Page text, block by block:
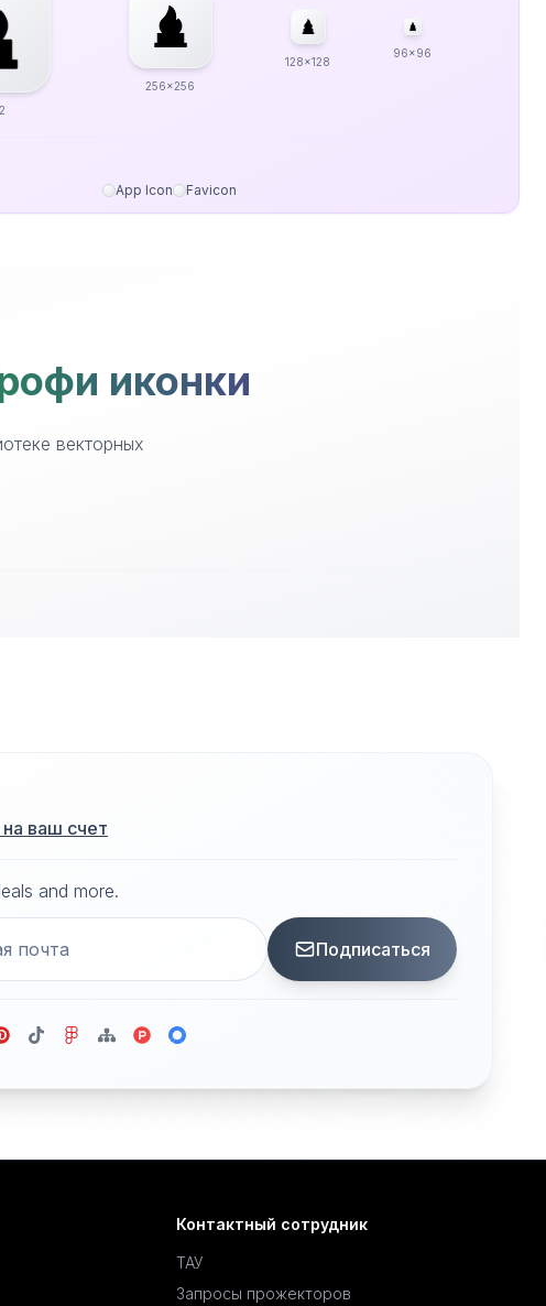
256x256
128x128
96x96
App Icon Favicon
иконки
векторных
ваш счет
and more.
Подписаться
Контактный сотрудник
ТАУ
Запросы прожекторов